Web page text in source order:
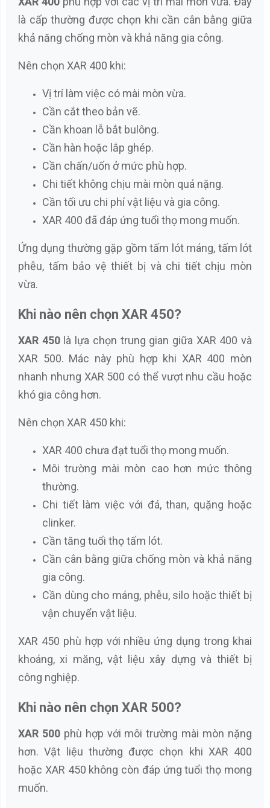
là cấp thường được chọn khi cần cân bằng giữa
khả năng chống mòn và khả năng gia công.
Nên chọn XAR 400 khi:
Vị trí làm việc có mài mòn vừa.
Cần cắt theo bản vẽ.
Cần khoan lỗ bắt bulông.
Cần hàn hoặc lắp ghép.
Cần chấn/uốn ở mức phù hợp.
Chi tiết không chịu mài mòn quá nặng.
Cần tối ưu chi phí vật liệu và gia công.
XAR 400 đã đáp ứng tuổi thọ mong muốn.
Ứng dụng thường gặp gồm tấm lót máng, tấm lót
phễu, tấm bảo vệ thiết bị và chi tiết chịu mòn
vừa.
Khi nào nên chọn XAR 450?
XAR 450là lựa chọn trung gian giữa XAR 400 và
XAR 500. Mác này phù hợp khi XAR 400 mòn
nhanh nhưng XAR 500 có thể vượt nhu cầu hoặc
khó gia công hơn.
Nên chọn XAR 450 khi:
XAR 400 chưa đạt tuổi thọ mong muốn.
Môi trường mài mòn cao hơn mức thông
thường.
Chi tiết làm việc với đá, than, quặng hoặc
clinker.
Cần tăng tuổi thọ tấm lót.
Cần cân bằng giữa chống mòn và khả năng
gia công.
Cần dùng cho máng, phễu, silo hoặc thiết bị
vận chuyển vật liệu.
XAR 450 phù hợp với nhiều ứng dụng trong khai
khoáng, xi măng, vật liệu xây dựng và thiết bị
công nghiệp.
Khi nào nên chọn XAR 500?
XAR 500phù hợp với môi trường mài mòn nặng
hơn. Vật liệu thường được chọn khi XAR 400
hoặc XAR 450 không còn đáp ứng tuổi thọ mong
muốn.